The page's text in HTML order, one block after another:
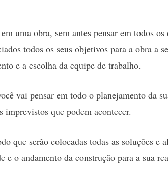
uma obra, sem antes pensar em todos
todos os seus objetivos para a obra a
e a escolha da equipe de trabalho.
vai pensar em todo o planejamento da
imprevistos que podem acontecer.
que serão colocadas todas as soluções e
e o andamento da construção para a sua